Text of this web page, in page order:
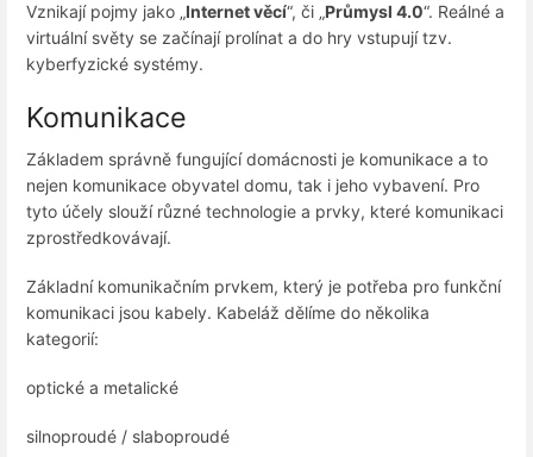
Vznikají pojmy jako „Internet věcí“, či „Průmysl 4.0“. Reálné a
virtuální světy se začínají prolínat a do hry vstupují tzv.
kyberfyzické systémy.
Komunikace
Základem správně fungující domácnosti je komunikace a to
nejen komunikace obyvatel domu, tak i jeho vybavení. Pro
tyto účely slouží různé technologie a prvky, které komunikaci
zprostředkovávají.
Základní komunikačním prvkem, který je potřeba pro funkční
komunikaci jsou kabely. Kabeláž dělíme do několika
kategorií:
optické a metalické
silnoproudé / slaboproudé